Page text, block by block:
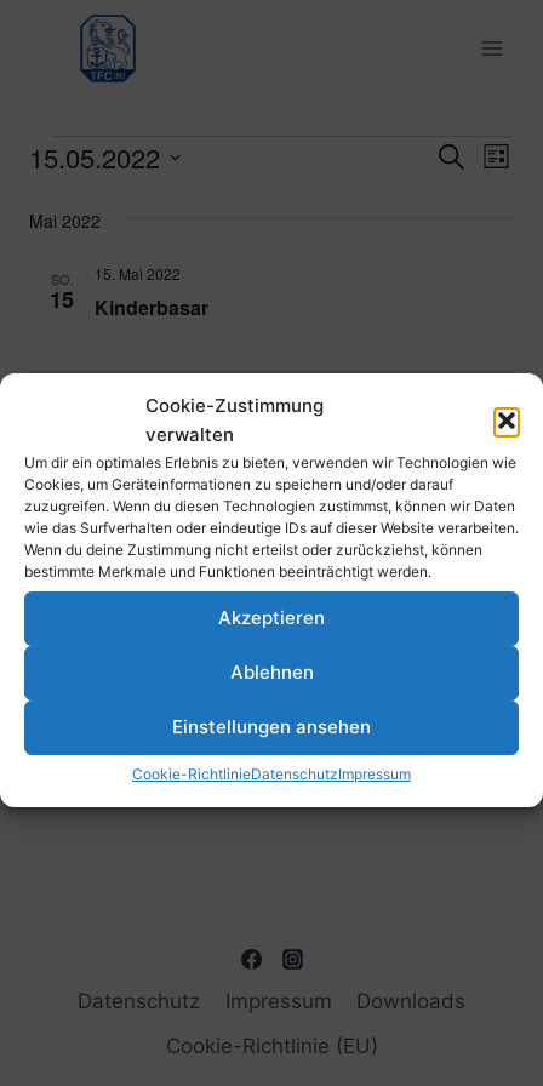
Cookie-Zustimmung
verwalten
Um dir ein optimales Erlebnis zu bieten, verwenden wir Technologien wie
Cookies, um Geräteinformationen zu speichern und/oder darauf
zuzugreifen. Wenn du diesen Technologien zustimmst, können wir Daten
wie das Surfverhalten oder eindeutige IDs auf dieser Website verarbeiten.
Wenn du deine Zustimmung nicht erteilst oder zurückziehst, können
bestimmte Merkmale und Funktionen beeinträchtigt werden.
Akzeptieren
Ablehnen
Einstellungen ansehen
Cookie-RichtlinieDatenschutzImpressum
springen
Veranstaltungen SucheListe
15.05.2022
wählen.
Mai 2022
SO.
15 Kinderbasar
15. Mai 2022
Veranstaltungen
Heute Nächste
Kalender abonnieren
Datenschutz Impressum
Downloads
Cookie-Richtlinie (EU)